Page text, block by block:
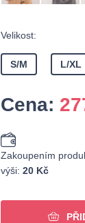
Velikost:
S/M L/XL
Cena:
Zakoupením
výši: 20 Kč